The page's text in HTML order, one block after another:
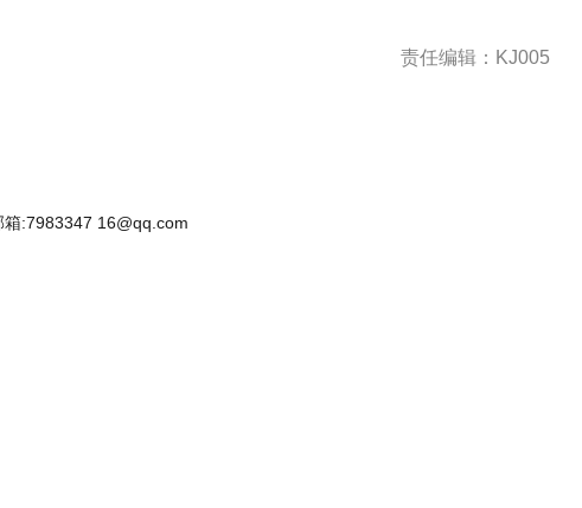
责任编辑：KJ005
:7983347 16@qq.com